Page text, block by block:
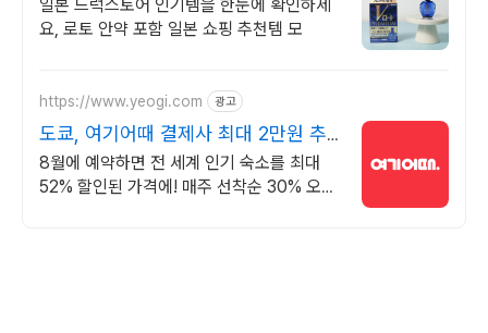
일본 드럭스토어 인기템을 한눈에 확인하세
요, 로토 안약 포함 일본 쇼핑 추천템 모
https://www.yeogi.com 광고
도쿄, 여기어때 결제사 최대 2만원 추
가할인
8월에 예약하면 전 세계 인기 숙소를 최대
52% 할인된 가격에! 매주 선착순 30% 오픈